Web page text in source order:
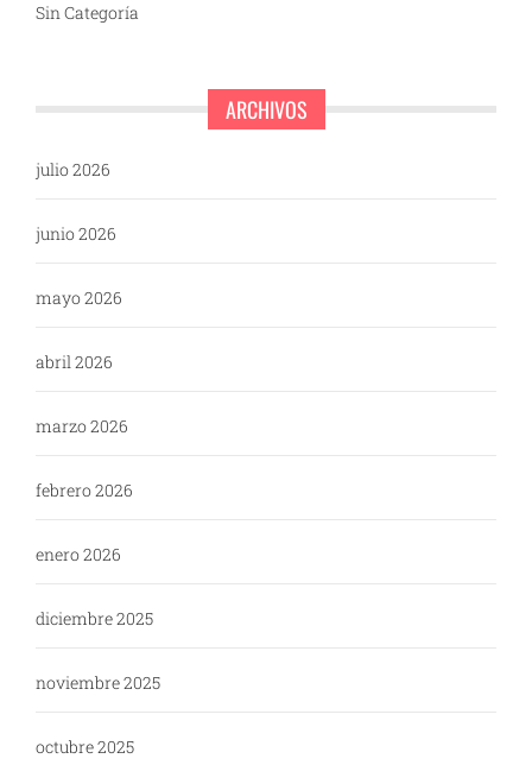
Sin Categoría
ARCHIVOS
julio 2026
junio 2026
mayo 2026
abril 2026
marzo 2026
febrero 2026
enero 2026
diciembre 2025
noviembre 2025
octubre 2025